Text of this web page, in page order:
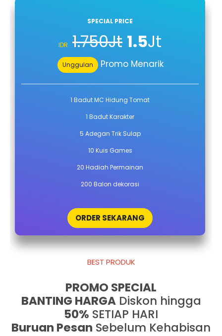
SPECIAL PRICE
IDR 1.750Jt 1.5Jt
Unggulan Promo Menarik
1 Badut MC Hidung Tomat
1 Badut Karakter
5 Adegan Trik Sulap
10 Kuis Games
20 Hadiah Permainan
200 Balon dekorasi
ORDER SEKARANG
BEST PRODUK
PROMO SPECIAL
BANTING HARGADiskon hingga
50% SETIAP HARI
Buruan Pesan Sebelum Kehabisan